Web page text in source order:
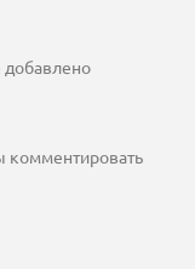
добавлено
комментировать